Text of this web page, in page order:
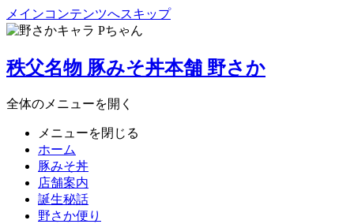
メインコンテンツへスキップ
秩父名物 豚みそ丼本舗 野さか
全体のメニューを開く
メニューを閉じる
ホーム
豚みそ丼
店舗案内
誕生秘話
野さか便り